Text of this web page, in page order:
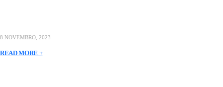
8 NOVEMBRO, 2023
READ MORE +